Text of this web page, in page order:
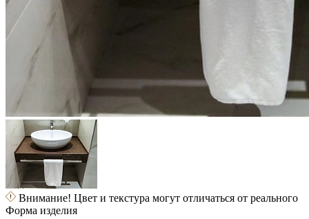
Внимание! Цвет и текстура могут отличаться от реального
Форма изделия